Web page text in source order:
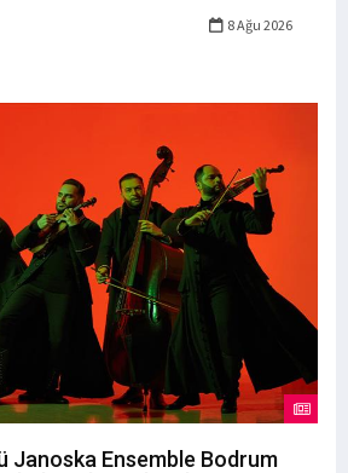
8 Ağu 2026
Janoska Ensemble Bodrum